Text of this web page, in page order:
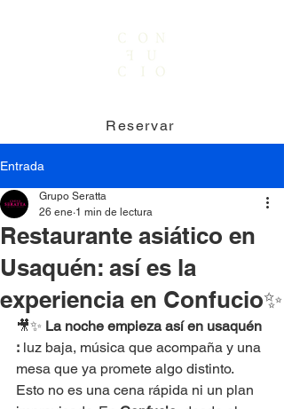
Reservar
Entrada
Restaurante asiático en
Usaquén: así es la
experiencia en Confucio✨
Grupo Seratta
26 ene 1 min de lectura
🎥✨ La noche empieza así en usaquén
: luz baja, música que acompaña y una
mesa que ya promete algo distinto.
Esto no es una cena rápida ni un plan